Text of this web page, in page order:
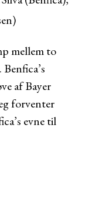
mellem to
af Bayer
forventer
evne til